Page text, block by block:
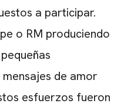
a participar.
o RM produciendo
de amor
esfuerzos fueron